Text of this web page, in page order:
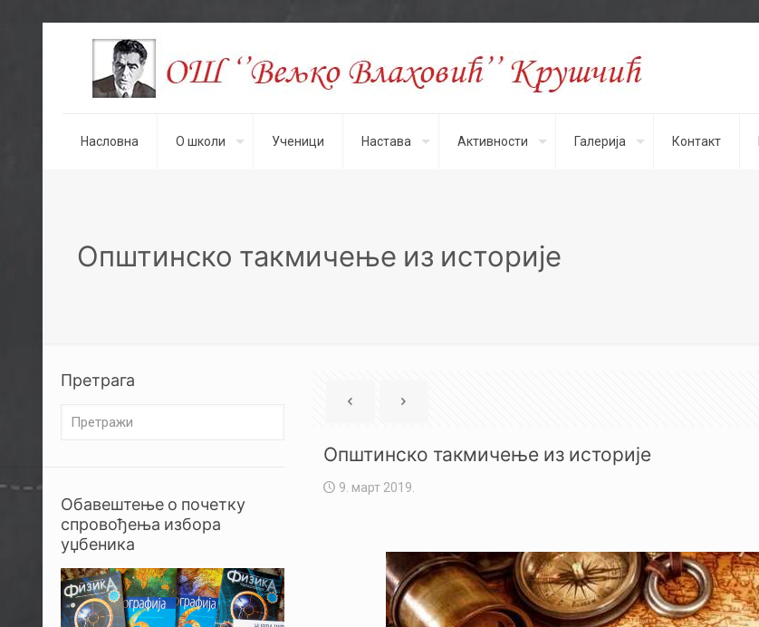
Насловна О школи Ученици Настава Активности Галерија Контакт
Општинско такмичење из историје
Општинско такмичење из историје
9. март 2019.
Претрага
Обавештење о почетку
спровођења избора
уџбеника